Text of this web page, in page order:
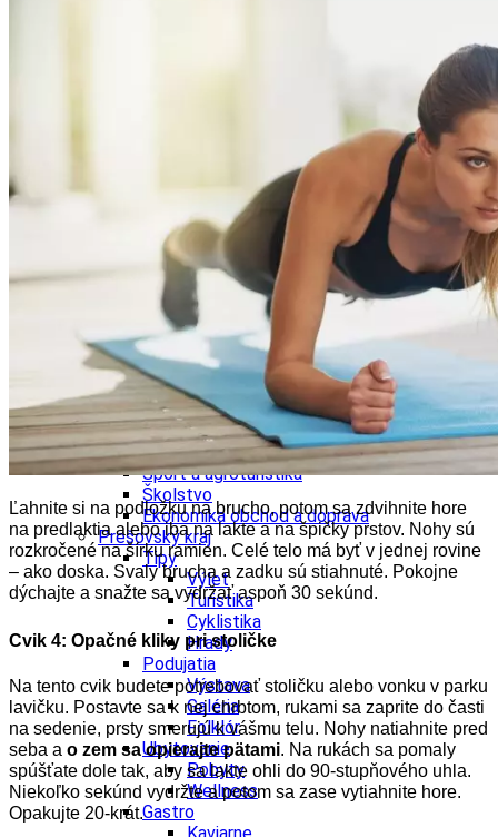
Podujatia
Výstava
Galéria
Divadlo
Folklór
Fašiangy
Ubytovanie
Pobyty
Gastro
Kaviarne
Víno
Kultúra a tradície
Šport a agroturistika
Školstvo
Ekonomika obchod a doprava
Prešovský kraj
Tipy
Výlet
Turistika
Cyklistika
Hrady
Podujatia
Výstava
Galéria
Folklór
Ubytovanie
Pobyty
Wellness
Gastro
Ľahnite si na podložku na brucho, potom sa zdvihnite hore
na predlaktia alebo iba na lakte a na špičky prstov. Nohy sú
rozkročené na šírku ramien. Celé telo má byť v jednej rovine
– ako doska. Svaly brucha a zadku sú stiahnuté. Pokojne
dýchajte a snažte sa vydržať aspoň 30 sekúnd.
Cvik 4: Opačné kliky pri stoličke
Na tento cvik budete potrebovať stoličku alebo vonku v parku
lavičku. Postavte sa k nej chrbtom, rukami sa zaprite do časti
na sedenie, prsty smerujú k vášmu telu. Nohy natiahnite pred
seba a o zem sa opierajte pätami. Na rukách sa pomaly
spúšťate dole tak, aby sa lakte ohli do 90-stupňového uhla.
Niekoľko sekúnd vydržte a potom sa zase vytiahnite hore.
Opakujte 20-krát.